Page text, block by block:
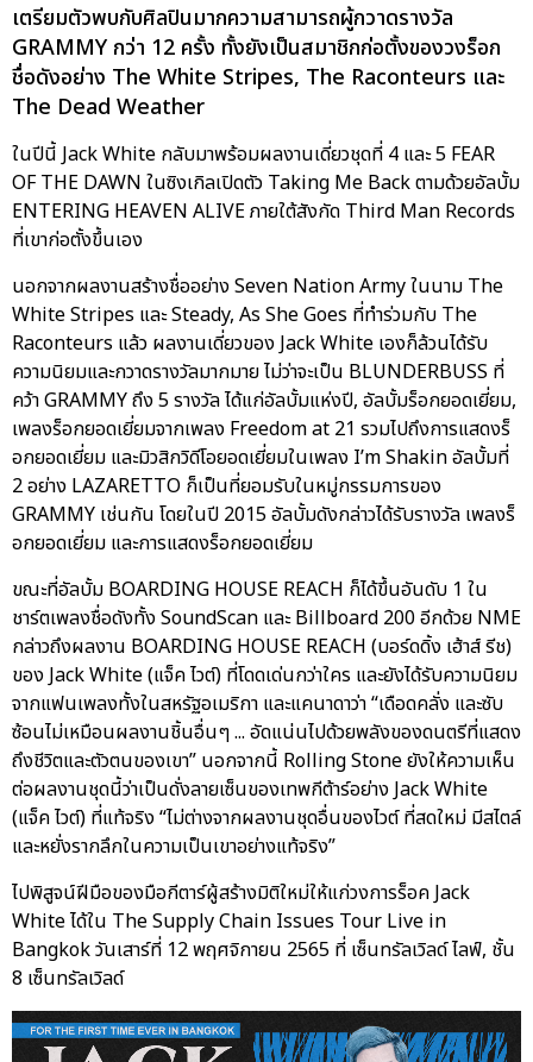
เตรียมตัวพบกับศิลปินมากความสามารถผู้กวาดรางวัล
GRAMMY กว่า 12 ครั้ง ทั้งยังเป็นสมาชิกก่อตั้งของวงร็อก
ชื่อดังอย่าง The White Stripes, The Raconteurs และ
The Dead Weather
ในปีนี้ Jack White กลับมาพร้อมผลงานเดี่ยวชุดที่ 4 และ 5 FEAR
OF THE DAWN ในซิงเกิลเปิดตัว Taking Me Back ตามด้วยอัลบั้ม
ENTERING HEAVEN ALIVE ภายใต้สังกัด Third Man Records
ที่เขาก่อตั้งขึ้นเอง
นอกจากผลงานสร้างชื่ออย่าง Seven Nation Army ในนาม The
White Stripes และ Steady, As She Goes ที่ทำร่วมกับ The
Raconteurs แล้ว ผลงานเดี่ยวของ Jack White เองก็ล้วนได้รับ
ความนิยมและกวาดรางวัลมากมาย ไม่ว่าจะเป็น BLUNDERBUSS ที่
คว้า GRAMMY ถึง 5 รางวัล ได้แก่อัลบั้มแห่งปี, อัลบั้มร็อกยอดเยี่ยม,
เพลงร็อกยอดเยี่ยมจากเพลง Freedom at 21 รวมไปถึงการแสดงร็
อกยอดเยี่ยม และมิวสิกวิดีโอยอดเยี่ยมในเพลง I’m Shakin อัลบั้มที่
2 อย่าง LAZARETTO ก็เป็นที่ยอมรับในหมู่กรรมการของ
GRAMMY เช่นกัน โดยในปี 2015 อัลบั้มดังกล่าวได้รับรางวัล เพลงร็
อกยอดเยี่ยม และการแสดงร็อกยอดเยี่ยม
ขณะที่อัลบั้ม BOARDING HOUSE REACH ก็ได้ขึ้นอันดับ 1 ใน
ชาร์ตเพลงชื่อดังทั้ง SoundScan และ Billboard 200 อีกด้วย NME
กล่าวถึงผลงาน BOARDING HOUSE REACH (บอร์ดดิ้ง เฮ้าส์ รีช)
ของ Jack White (แจ็ค ไวต์) ที่โดดเด่นกว่าใคร และยังได้รับความนิยม
จากแฟนเพลงทั้งในสหรัฐอเมริกา และแคนาดาว่า “เดือดคลั่ง และซับ
ซ้อนไม่เหมือนผลงานชิ้นอื่นๆ ... อัดแน่นไปด้วยพลังของดนตรีที่แสดง
ถึงชีวิตและตัวตนของเขา” นอกจากนี้ Rolling Stone ยังให้ความเห็น
ต่อผลงานชุดนี้ว่าเป็นดั่งลายเซ็นของเทพกีต้าร์อย่าง Jack White
(แจ็ค ไวต์) ที่แท้จริง “ไม่ต่างจากผลงานชุดอื่นของไวต์ ที่สดใหม่ มีสไตล์
และหยั่งรากลึกในความเป็นเขาอย่างแท้จริง”
ไปพิสูจน์ฝีมือของมือกีตาร์ผู้สร้างมิติใหม่ให้แก่วงการร็อค Jack
White ได้ใน The Supply Chain Issues Tour Live in
Bangkok วันเสาร์ที่ 12 พฤศจิกายน 2565 ที่ เซ็นทรัลเวิลด์ ไลฟ์, ชั้น
8 เซ็นทรัลเวิลด์